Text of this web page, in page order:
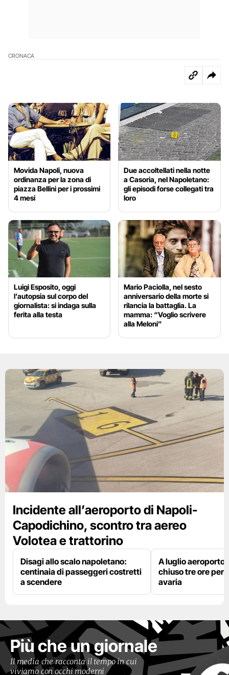
CRONACA
Movida Napoli, nuova
ordinanza per la zona di
piazza Bellini per i prossimi
4 mesi
Due accoltellati nella notte
a Casoria, nel Napoletano:
gli episodi forse collegati tra
loro
Luigi Esposito, oggi
l’autopsia sul corpo del
giornalista: si indaga sulla
ferita alla testa
Mario Paciolla, nel sesto
anniversario della morte si
rilancia la battaglia. La
mamma: “Voglio scrivere
alla Meloni”
Incidente all’aeroporto di Napoli-
Capodichino, scontro tra aereo
Volotea e trattorino
Disagi allo scalo napoletano:
centinaia di passeggeri costretti
a scendere
A luglio aeroporto
chiuso tre ore per
avaria
Più che un giornale
Il media che racconta il tempo in cui
viviamo con occhi moderni